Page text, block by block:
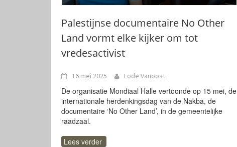
Palestijnse documentaire No Other
Land vormt elke kijker om tot
vredesactivist
16 mei 2025 Lode Vanoost
De organisatie Mondiaal Halle vertoonde op 15 mei, de
internationale herdenkingsdag van de Nakba, de
documentaire ‘No Other Land’, in de gemeentelijke
raadzaal.
Lees verder